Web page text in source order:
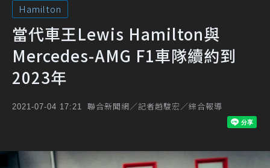
Hamilton
當代車王Lewis Hamilton與
Mercedes-AMG F1車隊續約到
2023年
2021-07-04 17:21 聯合新聞網／記者趙駿宏／綜合報導